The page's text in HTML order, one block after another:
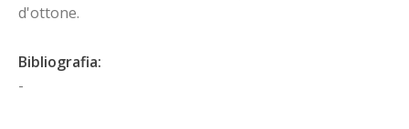
d'ottone.
Bibliografia:
-